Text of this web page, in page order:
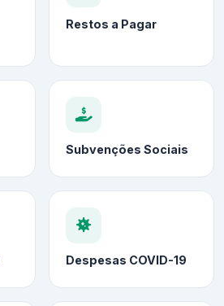
Restos a Pagar
Subvenções Sociais
Despesas COVID-19